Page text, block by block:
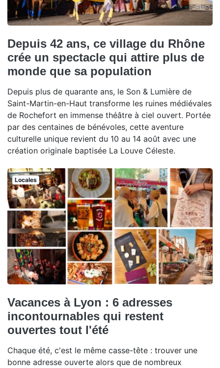
Depuis 42 ans, ce village du Rhône
crée un spectacle qui attire plus de
monde que sa population
Depuis plus de quarante ans, le Son & Lumière de
Saint-Martin-en-Haut transforme les ruines médiévales
de Rochefort en immense théâtre à ciel ouvert. Portée
par des centaines de bénévoles, cette aventure
culturelle unique revient du 10 au 14 août avec une
création originale baptisée La Louve Céleste.
Locales
Vacances à Lyon : 6 adresses
incontournables qui restent
ouvertes tout l'été
Chaque été, c'est le même casse-tête : trouver une
bonne adresse ouverte alors que de nombreux